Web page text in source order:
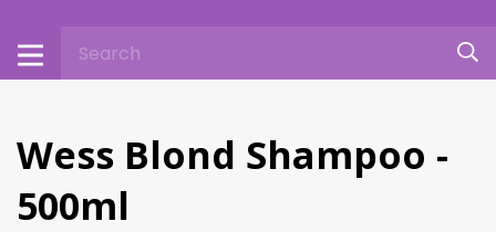
Wess Blond Shampoo -
500ml